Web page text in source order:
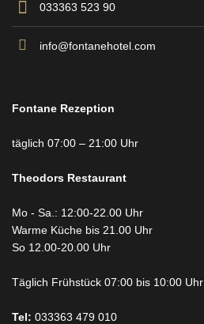
033363 523 90
info@fontanehotel.com
Fontane Rezeption
täglich 07:00 – 21:00 Uhr
Theodors Restaurant
Mo - Sa.: 12:00-22.00 Uhr
Warme Küche bis 21.00 Uhr
So 12.00-20.00 Uhr
Täglich Frühstück 07:00 bis 10:00 Uhr
Tel: 033363 479 010